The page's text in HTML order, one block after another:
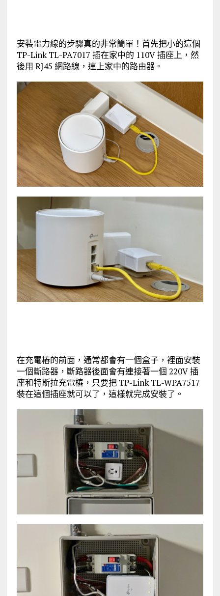
安裝電力線的步驟真的非常簡單！首先把小的這個
TP-Link TL-PA7017 插在家中的 110V 插座上，然
後用 RJ45 網路線，連上家中的路由器。
在充電樁的前面，通常都會有一個盒子，裡面安裝
一個斷路器，斷路器後面會有連接著一個 220V 插
座和特斯拉充電樁，只要把 TP-Link TL-WPA7517
裝在這個插座就可以了，這樣就完成安裝了。